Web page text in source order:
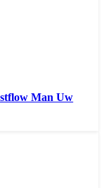
Man Uw